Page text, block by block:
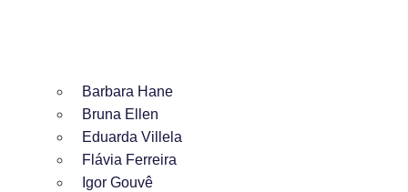
Barbara Hane
Bruna Ellen
Eduarda Villela
Flávia Ferreira
Igor Gouvê